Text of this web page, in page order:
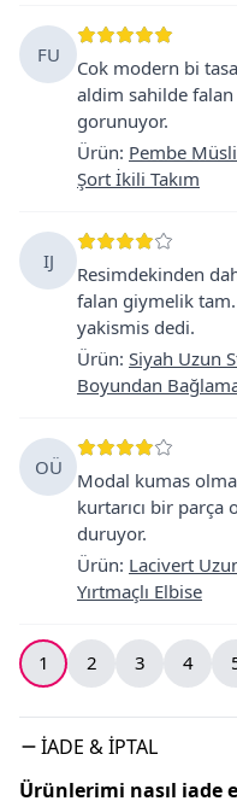
FU
Cok modern bi
aldim sahilde
gorunuyor.
Ürün: Pembe
Şort İkili Takım
IJ
Resimdekinden
falan giymelik
yakismis dedi.
Ürün: Siyah Uzun
Boyundan
OÜ
Modal kumas
kurtarıcı bir
duruyor.
Ürün: Lacivert
Yırtmaçlı Elbise
1 2 3 4
İADE & İPTAL
Ürünlerimi nasıl iade